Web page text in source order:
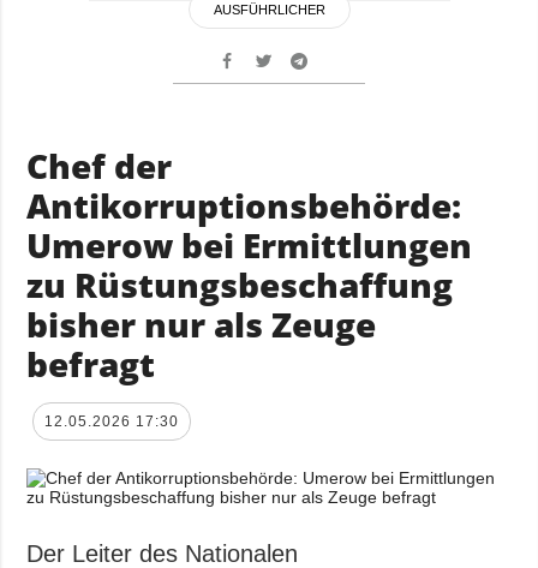
AUSFÜHRLICHER
Chef der
Antikorruptionsbehörde:
Umerow bei Ermittlungen
zu Rüstungsbeschaffung
bisher nur als Zeuge
befragt
12.05.2026 17:30
Der Leiter des Nationalen